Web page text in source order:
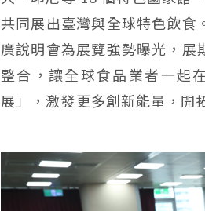
共同展出臺灣與全球特色飲食
廣說明會為展覽強勢曝光，
整合，讓全球食品業者一起
展」，激發更多創新能量，開